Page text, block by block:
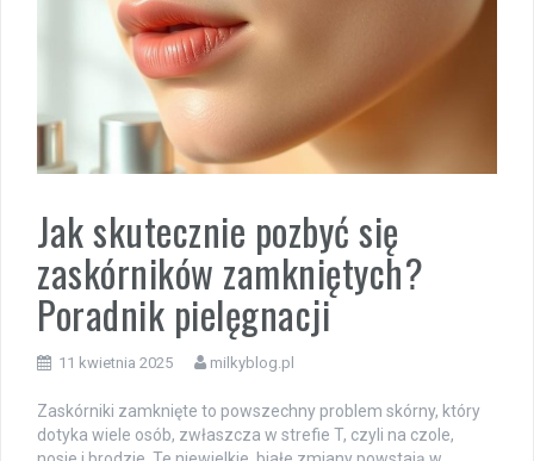
Jak skutecznie pozbyć się
zaskórników zamkniętych?
Poradnik pielęgnacji
11 kwietnia 2025 milkyblog.pl
Zaskórniki zamknięte to powszechny problem skórny, który
dotyka wiele osób, zwłaszcza w strefie T, czyli na czole,